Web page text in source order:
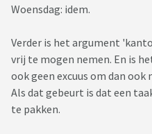
Woensdag: idem.
Verder is het argument
vrij te mogen nemen. En is
ook geen excuus om dan
Als dat gebeurt is dat een
te pakken.